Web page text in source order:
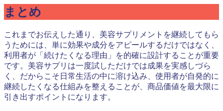
まとめ
これまでお伝えした通り、美容サプリメントを継続してもら
うためには、単に効果や成分をアピールするだけではなく、
利用者が「続けたくなる理由」を的確に設計することが重要
です。美容サプリは一度試しただけでは成果を実感しづら
く、だからこそ日常生活の中に溶け込み、使用者が自発的に
継続したくなる仕組みを整えることが、商品価値を最大限に
引き出すポイントになります。